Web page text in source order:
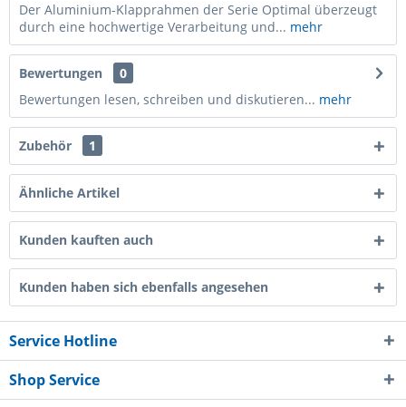
Der Aluminium-Klapprahmen der Serie Optimal überzeugt
durch eine hochwertige Verarbeitung und... mehr
Bewertungen
0
Bewertungen lesen, schreiben und diskutieren... mehr
Zubehör 1
Ähnliche Artikel
Kunden kauften auch
Kunden haben sich ebenfalls angesehen
Service Hotline
Shop Service